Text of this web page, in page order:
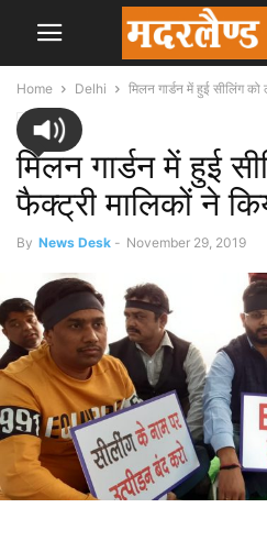
Home Delhi मिलन गार्डन में हुई सीलिंग
Delhi
मिलन गार्डन में हुई
फैक्ट्री मालिकों ने
By News Desk - November 29, 2019